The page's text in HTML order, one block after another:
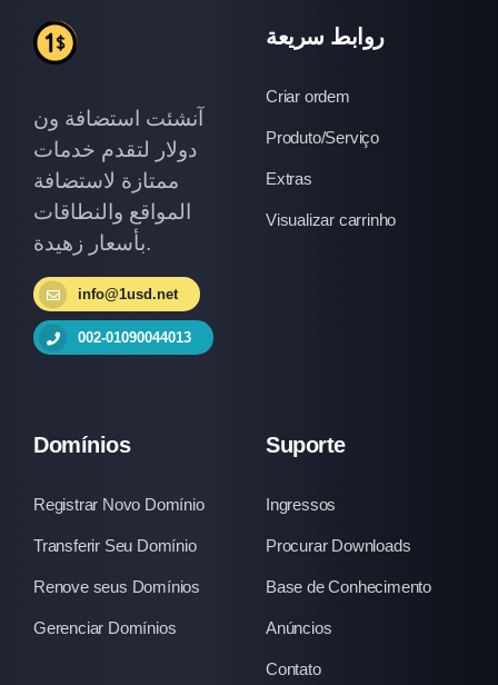
آنشئت استضافة ون
دولار لتقدم خدمات
ممتازة لاستضافة
المواقع والنطاقات
بأسعار زهيدة.
info@1usd.net
002-01090044013
روابط سريعة
Criar ordem
Produto/Serviço
Extras
Visualizar carrinho
Domínios
Registrar Novo Domínio
Transferir Seu Domínio
Renove seus Domínios
Gerenciar Domínios
Suporte
Ingressos
Procurar Downloads
Base de Conhecimento
Anúncios
Contato